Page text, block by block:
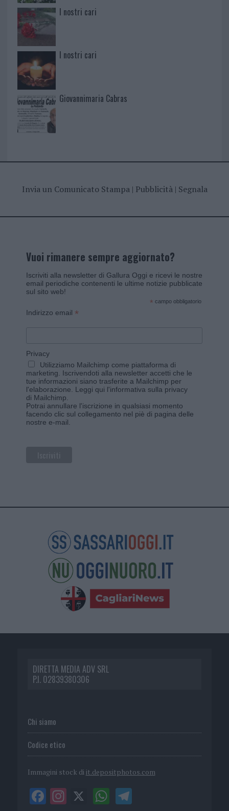
I nostri cari
I nostri cari
Giovannimaria Cabras
Invia un Comunicato Stampa| Pubblicità| Segnala
Vuoi rimanere sempre aggiornato?
Iscriviti alla newsletter di Gallura Oggi e ricevi le nostre
email periodiche contenenti le ultime notizie pubblicate
sul sito web!
* campo obbligatorio
Indirizzo email *
Privacy
Utilizziamo Mailchimp come piattaforma di
marketing. Iscrivendoti alla newsletter accetti che le
tue informazioni siano trasferite a Mailchimp per
l'elaborazione. Leggi qui l'informativa sulla privacy
di Mailchimp
Potrai annullare l'iscrizione in qualsiasi momento
facendo clic sul collegamento nel piè di pagina delle
nostre e-mail.
DIRETTA MEDIA ADV SRL
P.I. 02839380306
Chi siamo
Codice etico
Immagini stock di it.depositphotos.com